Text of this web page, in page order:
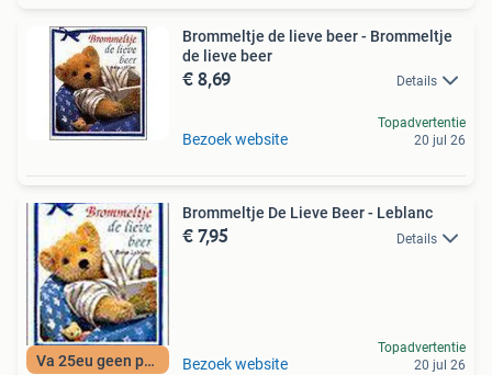
Brommeltje de lieve beer - Brommeltje
de lieve beer
€ 8,69 Details
Bezoek website
Topadvertentie
20 jul 26
Va 25eu geen porto
Brommeltje De Lieve Beer - Leblanc
€ 7,95 Details
Bezoek website
Topadvertentie
20 jul 26